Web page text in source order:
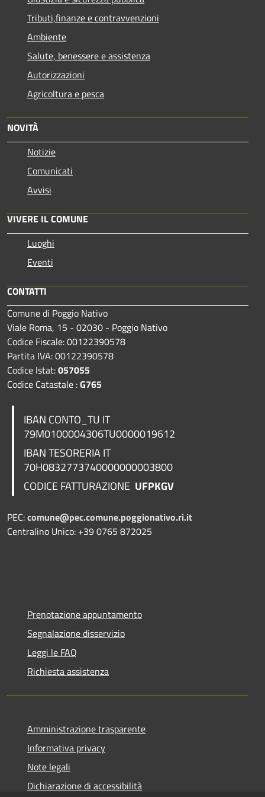
Tributi,finanze e contravvenzioni
Ambiente
Salute, benessere e assistenza
Autorizzazioni
Agricoltura e pesca
NOVITÀ
Notizie
Comunicati
Avvisi
VIVERE IL COMUNE
Luoghi
Eventi
CONTATTI
Comune di Poggio Nativo
Viale Roma, 15 - 02030 - Poggio Nativo
Codice Fiscale: 00122390578
Partita IVA: 00122390578
Codice Istat:057055
Codice Catastale :G765
IBAN CONTO_TU IT
79M0100004306TU0000019612
IBAN TESORERIAIT
70H0832773740000000003800
CODICE FATTURAZIONE UFPKGV
PEC:comune@pec.comune.poggionativo.ri.it
Centralino Unico: +39 0765 872025
Prenotazione appuntamento
Segnalazione disservizio
Leggi le FAQ
Richiesta assistenza
Amministrazione trasparente
Informativa privacy
Note legali
Dichiarazione di accessibilità